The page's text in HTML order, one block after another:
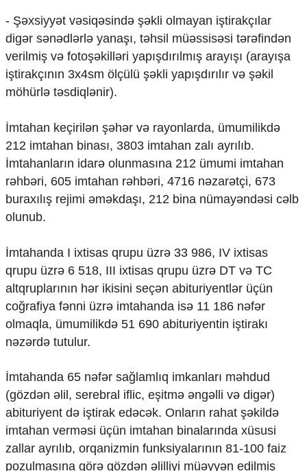
Əlaqə
Missiyamız
- Şəxsiyyət vəsiqəsində şəkli olmayan iştirakçılar
digər sənədlərlə yanaşı, təhsil müəssisəsi tərəfindən
verilmiş və fotoşəkilləri yapışdırılmış arayışı (arayışa
iştirakçının 3x4sm ölçülü şəkli yapışdırılır və şəkil
möhürlə təsdiqlənir).
İmtahan keçirilən şəhər və rayonlarda, ümumilikdə
212 imtahan binası, 3803 imtahan zalı ayrılıb.
İmtahanların idarə olunmasına 212 ümumi imtahan
rəhbəri, 605 imtahan rəhbəri, 4716 nəzarətçi, 673
buraxılış rejimi əməkdaşı, 212 bina nümayəndəsi cəlb
olunub.
İmtahanda I ixtisas qrupu üzrə 33 986, IV ixtisas
qrupu üzrə 6 518, III ixtisas qrupu üzrə DT və TC
altqruplarının hər ikisini seçən abituriyentlər üçün
coğrafiya fənni üzrə imtahanda isə 11 186 nəfər
olmaqla, ümumilikdə 51 690 abituriyentin iştirakı
nəzərdə tutulur.
İmtahanda 65 nəfər sağlamlıq imkanları məhdud
(gözdən əlil, serebral iflic, eşitmə əngəlli və digər)
abituriyent də iştirak edəcək. Onların rahat şəkildə
imtahan verməsi üçün imtahan binalarında xüsusi
zallar ayrılıb, orqanizmin funksiyalarının 81-100 faiz
pozulmasına görə gözdən əlilliyi müəyyən edilmiş